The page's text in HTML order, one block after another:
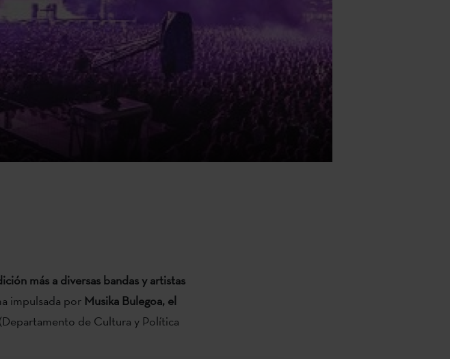
más a diversas bandas y artistas
impulsada por Musika Bulegoa, el
de Cultura y Política